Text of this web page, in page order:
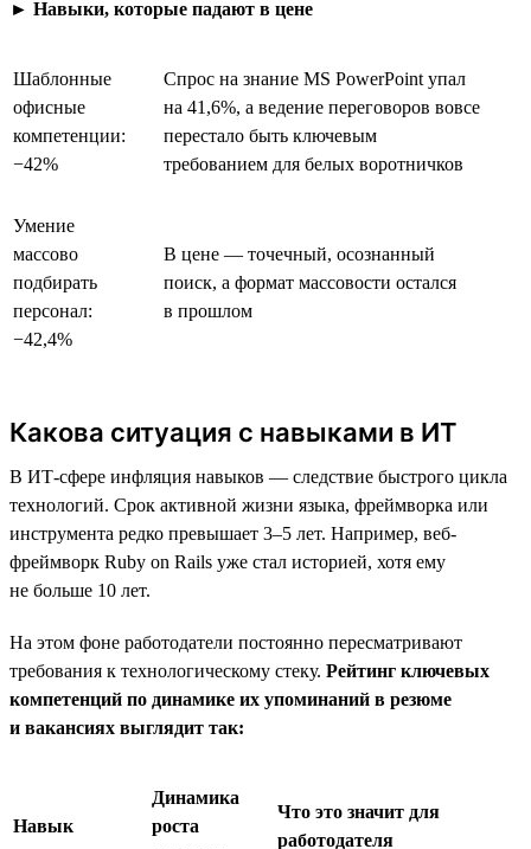
► Навыки, которые падают в цене
Шаблонные
офисные
компетенции:
−42%
Спрос на знание MS PowerPoint упал
на 41,6%, а ведение переговоров вовсе
перестало быть ключевым
требованием для белых воротничков
Умение
массово
подбирать
персонал:
−42,4%
В цене — точечный, осознанный
поиск, а формат массовости остался
в прошлом
Какова ситуация с навыками в ИТ
В ИТ-сфере инфляция навыков — следствие быстрого цикла
технологий. Срок активной жизни языка, фреймворка или
инструмента редко превышает 3–5 лет. Например, веб-
фреймворк Ruby on Rails уже стал историей, хотя ему
не больше 10 лет.
На этом фоне работодатели постоянно пересматривают
требования к технологическому стеку. Рейтинг ключевых
компетенций по динамике их упоминаний в резюме
и вакансиях выглядит так:
Навык
Динамика
роста
Что это значит для
работодателя